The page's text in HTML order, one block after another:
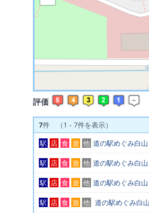
※ マップ
評価
7件 （1 - 7件を表示）
駅 店 食 遊 他 道の駅めぐみ白
駅 店 食 遊 他 道の駅めぐみ白
駅 店 食 遊 他 道の駅めぐみ白山
駅 店 食 遊 他 道の駅めぐみ白